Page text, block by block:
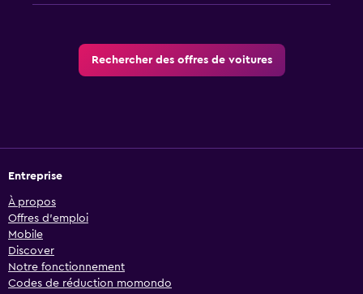
Rechercher des offres de voitures
Entreprise
À propos
Offres d’emploi
Mobile
Discover
Notre fonctionnement
Codes de réduction momondo